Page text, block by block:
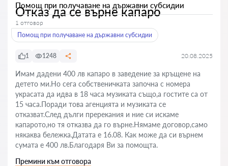
Помощ при получаване на държавни субсидии
Отказ да се върне капаро
1 отговор
Помощ при получаване на държавни субсидии
1 1248 20.08.2025
Имам дадени 400 лв капаро в заведение за кръщене на
детето ми.Но сега собственичката започна с номера
украсата да идва в 18 часа музиката също,а гостите са от
15 часа.Поради това агенцията и музиката се
отказват.След дълги пререкания и ние си искаме
капарото,но тя отказва да го върне.Нямаме договор,само
някаква бележка.Датата е 16.08. Как може да си върнем
сумата е 400 лв.Благодаря Ви за помощта.
Премини към отговора